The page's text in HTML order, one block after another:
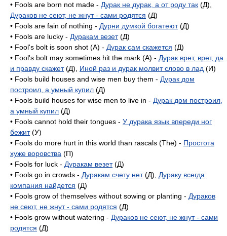
• Fools are born not made - Дурак не дурак, а от роду так (Д),
Дураков не сеют, не жнут - сами родятся (Д)
• Fools are fain of nothing - Дурни думкой богатеют(Д)
• Fools are lucky - Дуракам везет(Д)
• Fool's bolt is soon shot (A) - Дурак сам скажется (Д)
• Fool's bolt may sometimes hit the mark (A) - Дурак врет, врет, да
и правду скажет(Д), Иной раз и дурак молвит слово в лад (И)
• Fools build houses and wise men buy them - Дурак дом
построил, а умный купил (Д)
• Fools build houses for wise men to live in - Дурак дом построил,
а умный купил (Д)
• Fools cannot hold their tongues - У дурака язык впереди ног
бежит(У)
• Fools do more hurt in this world than rascals (The) - Простота
хуже воровства (П)
• Fools for luck - Дуракам везет(Д)
• Fools go in crowds - Дуракам счету нет(Д), Дураку всегда
компания найдется (Д)
• Fools grow of themselves without sowing or planting - Дураков
не сеют, не жнут - сами родятся (Д)
• Fools grow without watering - Дураков не сеют, не жнут - сами
родятся (Д)